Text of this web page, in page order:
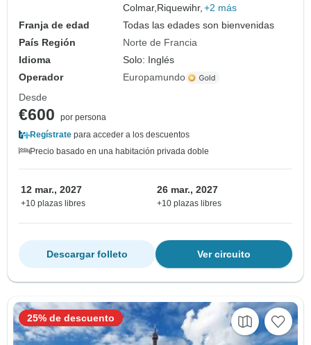
Colmar,Riquewihr, +2 más
Franja de edad
Todas las edades son bienvenidas
País Región
Norte de Francia
Idioma
Solo: Inglés
Operador
Europamundo
Desde
€600
por persona
Regístrate para acceder a los descuentos
Precio basado en una habitación privada doble
12 mar., 2027
+10 plazas libres
26 mar., 2027
+10 plazas libres
Ver circuito
Descargar folleto
25% de descuento